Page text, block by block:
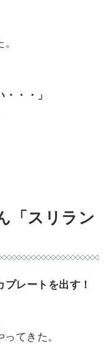
・・」
「スリラン
レートを出す！
てきた。